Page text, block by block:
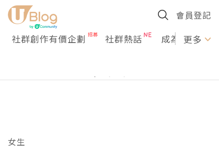
會員登記
社群創作有價企劃 社群熱話 成為U更多
女生